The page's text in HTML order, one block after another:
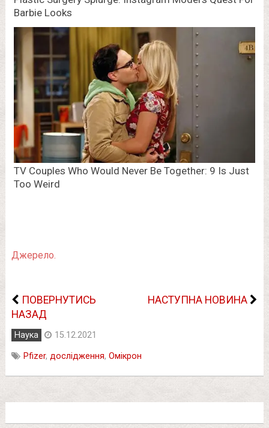
Джерело.
ПОВЕРНУТИСЬ
НАЗАД
НАСТУПНА НОВИНА
Наука 15.12.2021
Pfizer, дослідження, Омікрон